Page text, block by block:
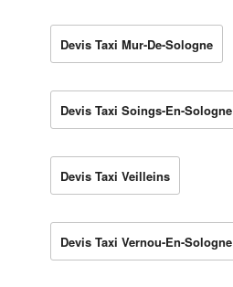
Devis Taxi Mur-De-Sologne
Devis Taxi Soings-En-Sologne
Devis Taxi Veilleins
Devis Taxi Vernou-En-Sologne